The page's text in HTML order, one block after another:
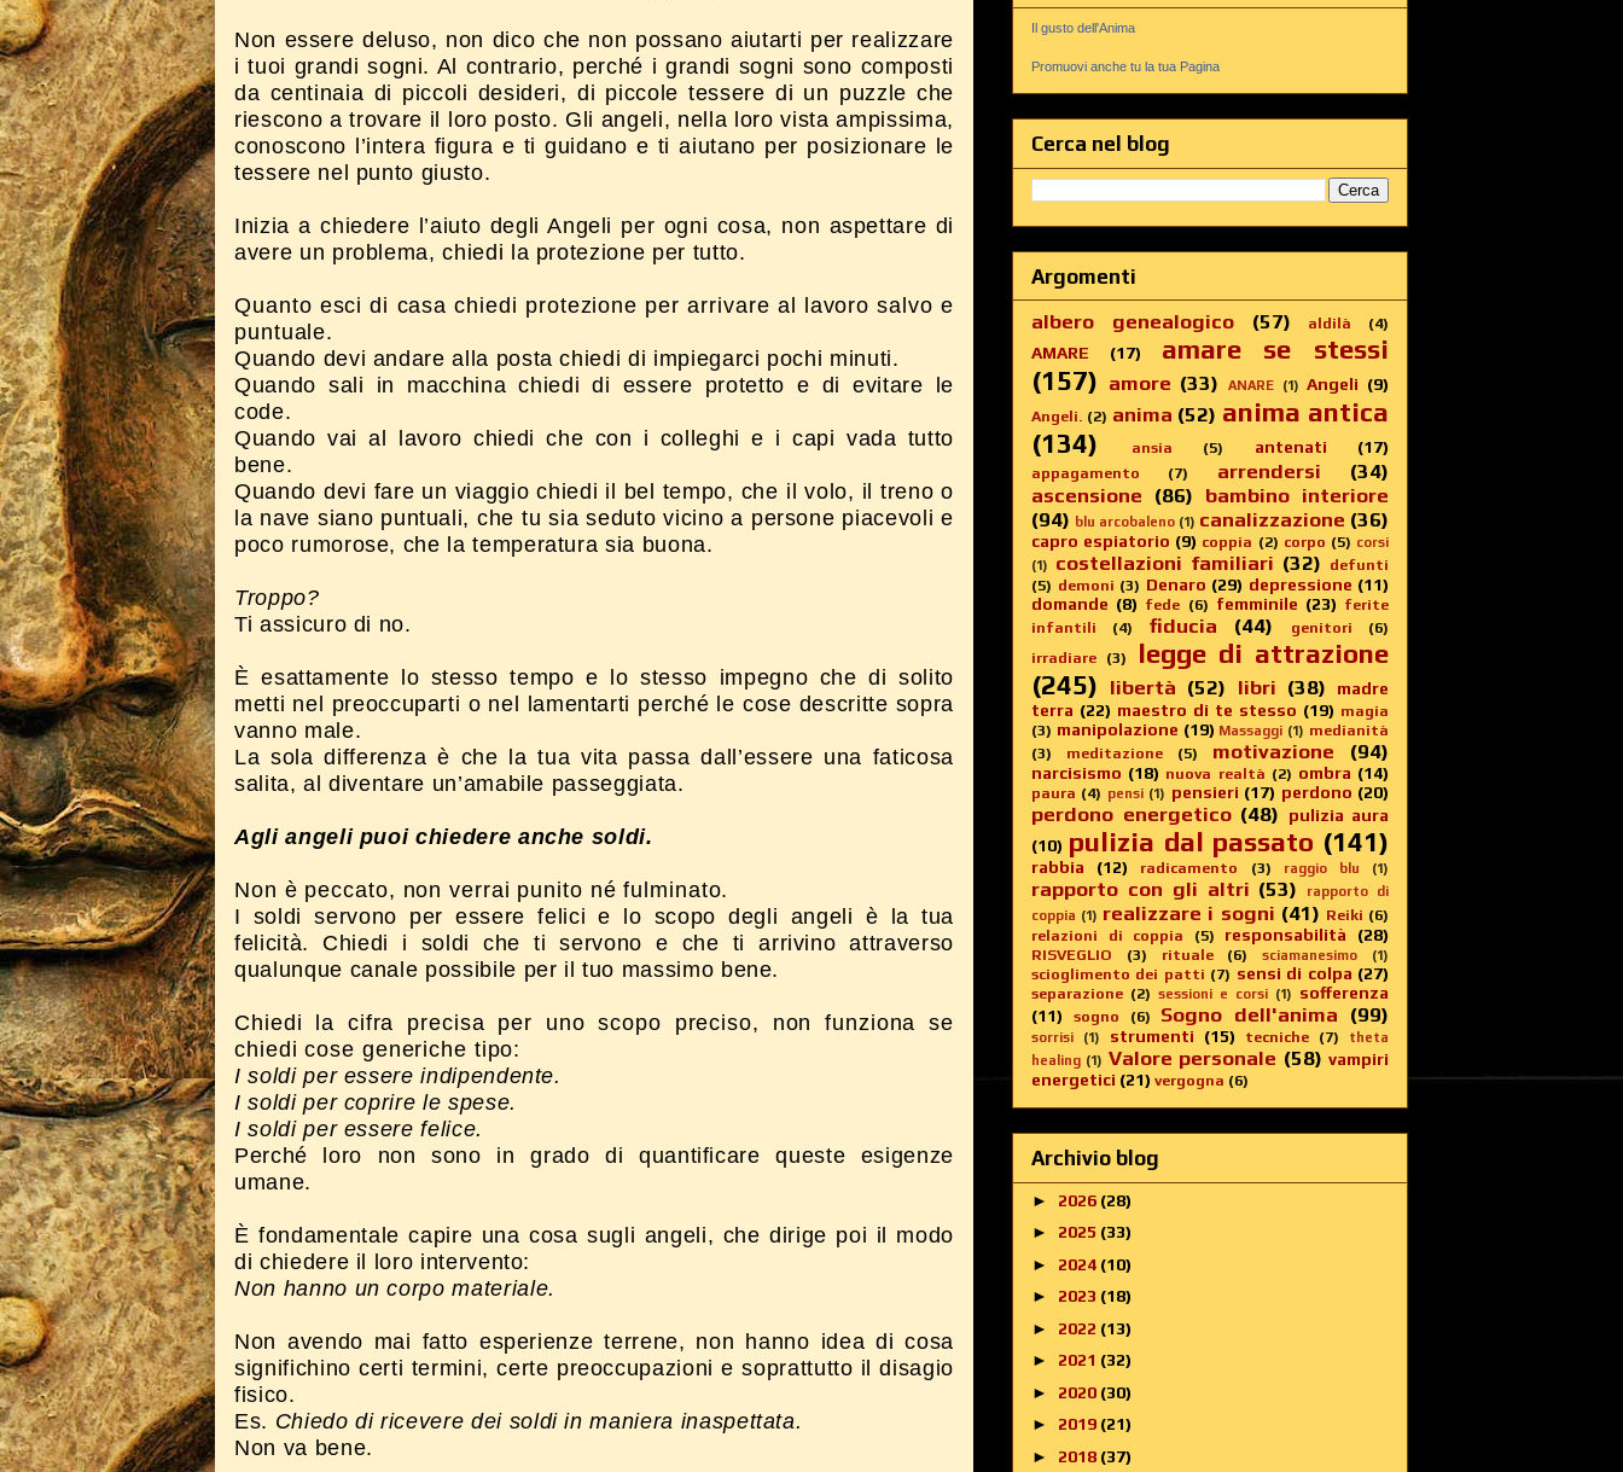
Non essere deluso, non dico che non possano aiutarti per realizzare
i tuoi grandi sogni. Al contrario, perché i grandi sogni sono composti
da centinaia di piccoli desideri, di piccole tessere di un puzzle che
riescono a trovare il loro posto. Gli angeli, nella loro vista ampissima,
conoscono l’intera figura e ti guidano e ti aiutano per posizionare le
tessere nel punto giusto.
Inizia a chiedere l’aiuto degli Angeli per ogni cosa, non aspettare di
avere un problema, chiedi la protezione per tutto.
Quanto esci di casa chiedi protezione per arrivare al lavoro salvo e
puntuale.
Quando devi andare alla posta chiedi di impiegarci pochi minuti.
Quando sali in macchina chiedi di essere protetto e di evitare le
code.
Quando vai al lavoro chiedi che con i colleghi e i capi vada tutto
bene.
Quando devi fare un viaggio chiedi il bel tempo, che il volo, il treno o
la nave siano puntuali, che tu sia seduto vicino a persone piacevoli e
poco rumorose, che la temperatura sia buona.
Troppo?
Ti assicuro di no.
È esattamente lo stesso tempo e lo stesso impegno che di solito
metti nel preoccuparti o nel lamentarti perché le cose descritte sopra
vanno male.
La sola differenza è che la tua vita passa dall’essere una faticosa
salita, al diventare un’amabile passeggiata.
Agli angeli puoi chiedere anche soldi.
Non è peccato, non verrai punito né fulminato.
I soldi servono per essere felici e lo scopo degli angeli è la tua
felicità. Chiedi i soldi che ti servono e che ti arrivino attraverso
qualunque canale possibile per il tuo massimo bene.
Chiedi la cifra precisa per uno scopo preciso, non funziona se
chiedi cose generiche tipo:
I soldi per essere indipendente.
I soldi per coprire le spese.
I soldi per essere felice.
Perché loro non sono in grado di quantificare queste esigenze
umane.
È fondamentale capire una cosa sugli angeli, che dirige poi il modo
di chiedere il loro intervento:
Non hanno un corpo materiale.
Non avendo mai fatto esperienze terrene, non hanno idea di cosa
significhino certi termini, certe preoccupazioni e soprattutto il disagio
fisico.
Es. Chiedo di ricevere dei soldi in maniera inaspettata.
Non va bene.
Il gusto dell'Anima
Promuovi anche tu la tua Pagina
Cerca nel blog
Argomenti
albero genealogico
(57) aldilà (4)
AMARE (17)
amare se stessi
(157) amore (33) ANARE (1) Angeli (9)
Angeli. (2) anima (52) anima antica
(134)
ansia (5) antenati (17)
appagamento (7) arrendersi
(34)
ascensione (86) bambino interiore
(94) blu arcobaleno (1) canalizzazione (36)
capro espiatorio (9) coppia (2) corpo (5) corsi
(1)
costellazioni familiari (32) defunti
(5) demoni (3) Denaro (29) depressione (11)
domande (8) fede (6) femminile (23) ferite
infantili
(4) fiducia (44) genitori
(6)
irradiare (3)
legge di attrazione
(245) libertà (52) libri (38)
madre
terra (22) maestro di te stesso (19) magia
(3) manipolazione (19) Massaggi (1) medianità
(3)
meditazione (5) motivazione (94)
narcisismo (18) nuova realtà (2) ombra (14)
paura (4) pensi (1) pensieri (17) perdono (20)
perdono energetico (48)
pulizia aura
(10) pulizia dal passato (141)
rabbia (12) radicamento (3) raggio blu (1)
rapporto con gli altri (53)
rapporto di
coppia (1) realizzare i sogni (41) Reiki (6)
relazioni di coppia
(5) responsabilità (28)
RISVEGLIO (3) rituale (6) sciamanesimo (1)
scioglimento dei patti (7) sensi di colpa (27)
separazione (2) sessioni e corsi (1)
sofferenza
(11)
sogno (6) Sogno dell'anima (99)
sorrisi (1) strumenti (15) tecniche (7)
theta
healing (1) Valore personale (58) vampiri
energetici (21) vergogna (6)
Archivio blog
► 2026 (28)
► 2025 (33)
► 2024 (10)
► 2023 (18)
► 2022 (13)
► 2021 (32)
► 2020 (30)
► 2019 (21)
► 2018 (37)